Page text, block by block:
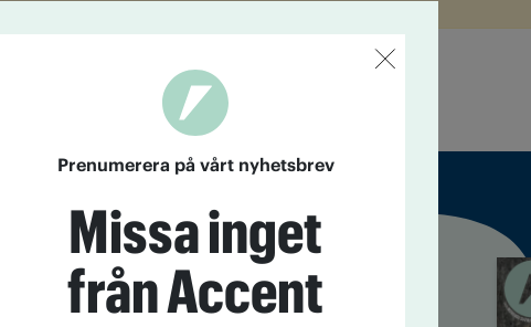
och nykterhet
21, 116 33 Stockholm
Prenumerera på vårt nyhetsbrev
Missa inget
från Accent